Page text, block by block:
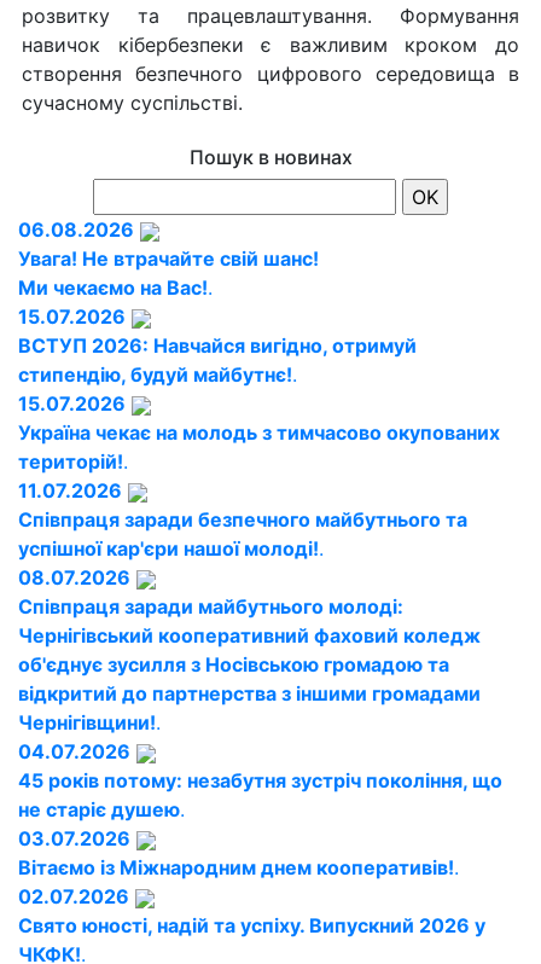
розвитку та працевлаштування. Формування
навичок кібербезпеки є важливим кроком до
створення безпечного цифрового середовища в
сучасному суспільстві.
Пошук в новинах
06.08.2026
Увага! Не втрачайте свій шанс!
Ми чекаємо на Вас!.
15.07.2026
ВСТУП 2026: Навчайся вигідно, отримуй
стипендію, будуй майбутнє!.
15.07.2026
Україна чекає на молодь з тимчасово окупованих
територій!.
11.07.2026
Співпраця заради безпечного майбутнього та
успішної кар'єри нашої молоді!.
08.07.2026
Співпраця заради майбутнього молоді:
Чернігівський кооперативний фаховий коледж
об'єднує зусилля з Носівською громадою та
відкритий до партнерства з іншими громадами
Чернігівщини!.
04.07.2026
45 років потому: незабутня зустріч покоління, що
не старіє душею.
03.07.2026
Вітаємо із Міжнародним днем кооперативів!.
02.07.2026
Свято юності, надій та успіху. Випускний 2026 у
ЧКФК!.